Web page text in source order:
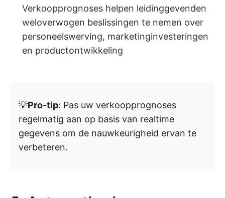
Verkoopprognoses helpen leidinggevenden
weloverwogen beslissingen te nemen over
personeelswerving, marketinginvesteringen
en productontwikkeling
💡Pro-tip: Pas uw verkoopprognoses
regelmatig aan op basis van realtime
gegevens om de nauwkeurigheid ervan te
verbeteren.